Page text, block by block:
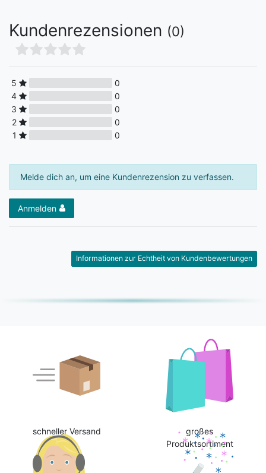
Kundenrezensionen (0)
5
0
4
0
3
0
2
0
1
0
Melde dich an, um eine Kundenrezension zu verfassen.
Anmelden
Informationen zur Echtheit von Kundenbewertungen
schneller Versand
großes
Produktsortiment